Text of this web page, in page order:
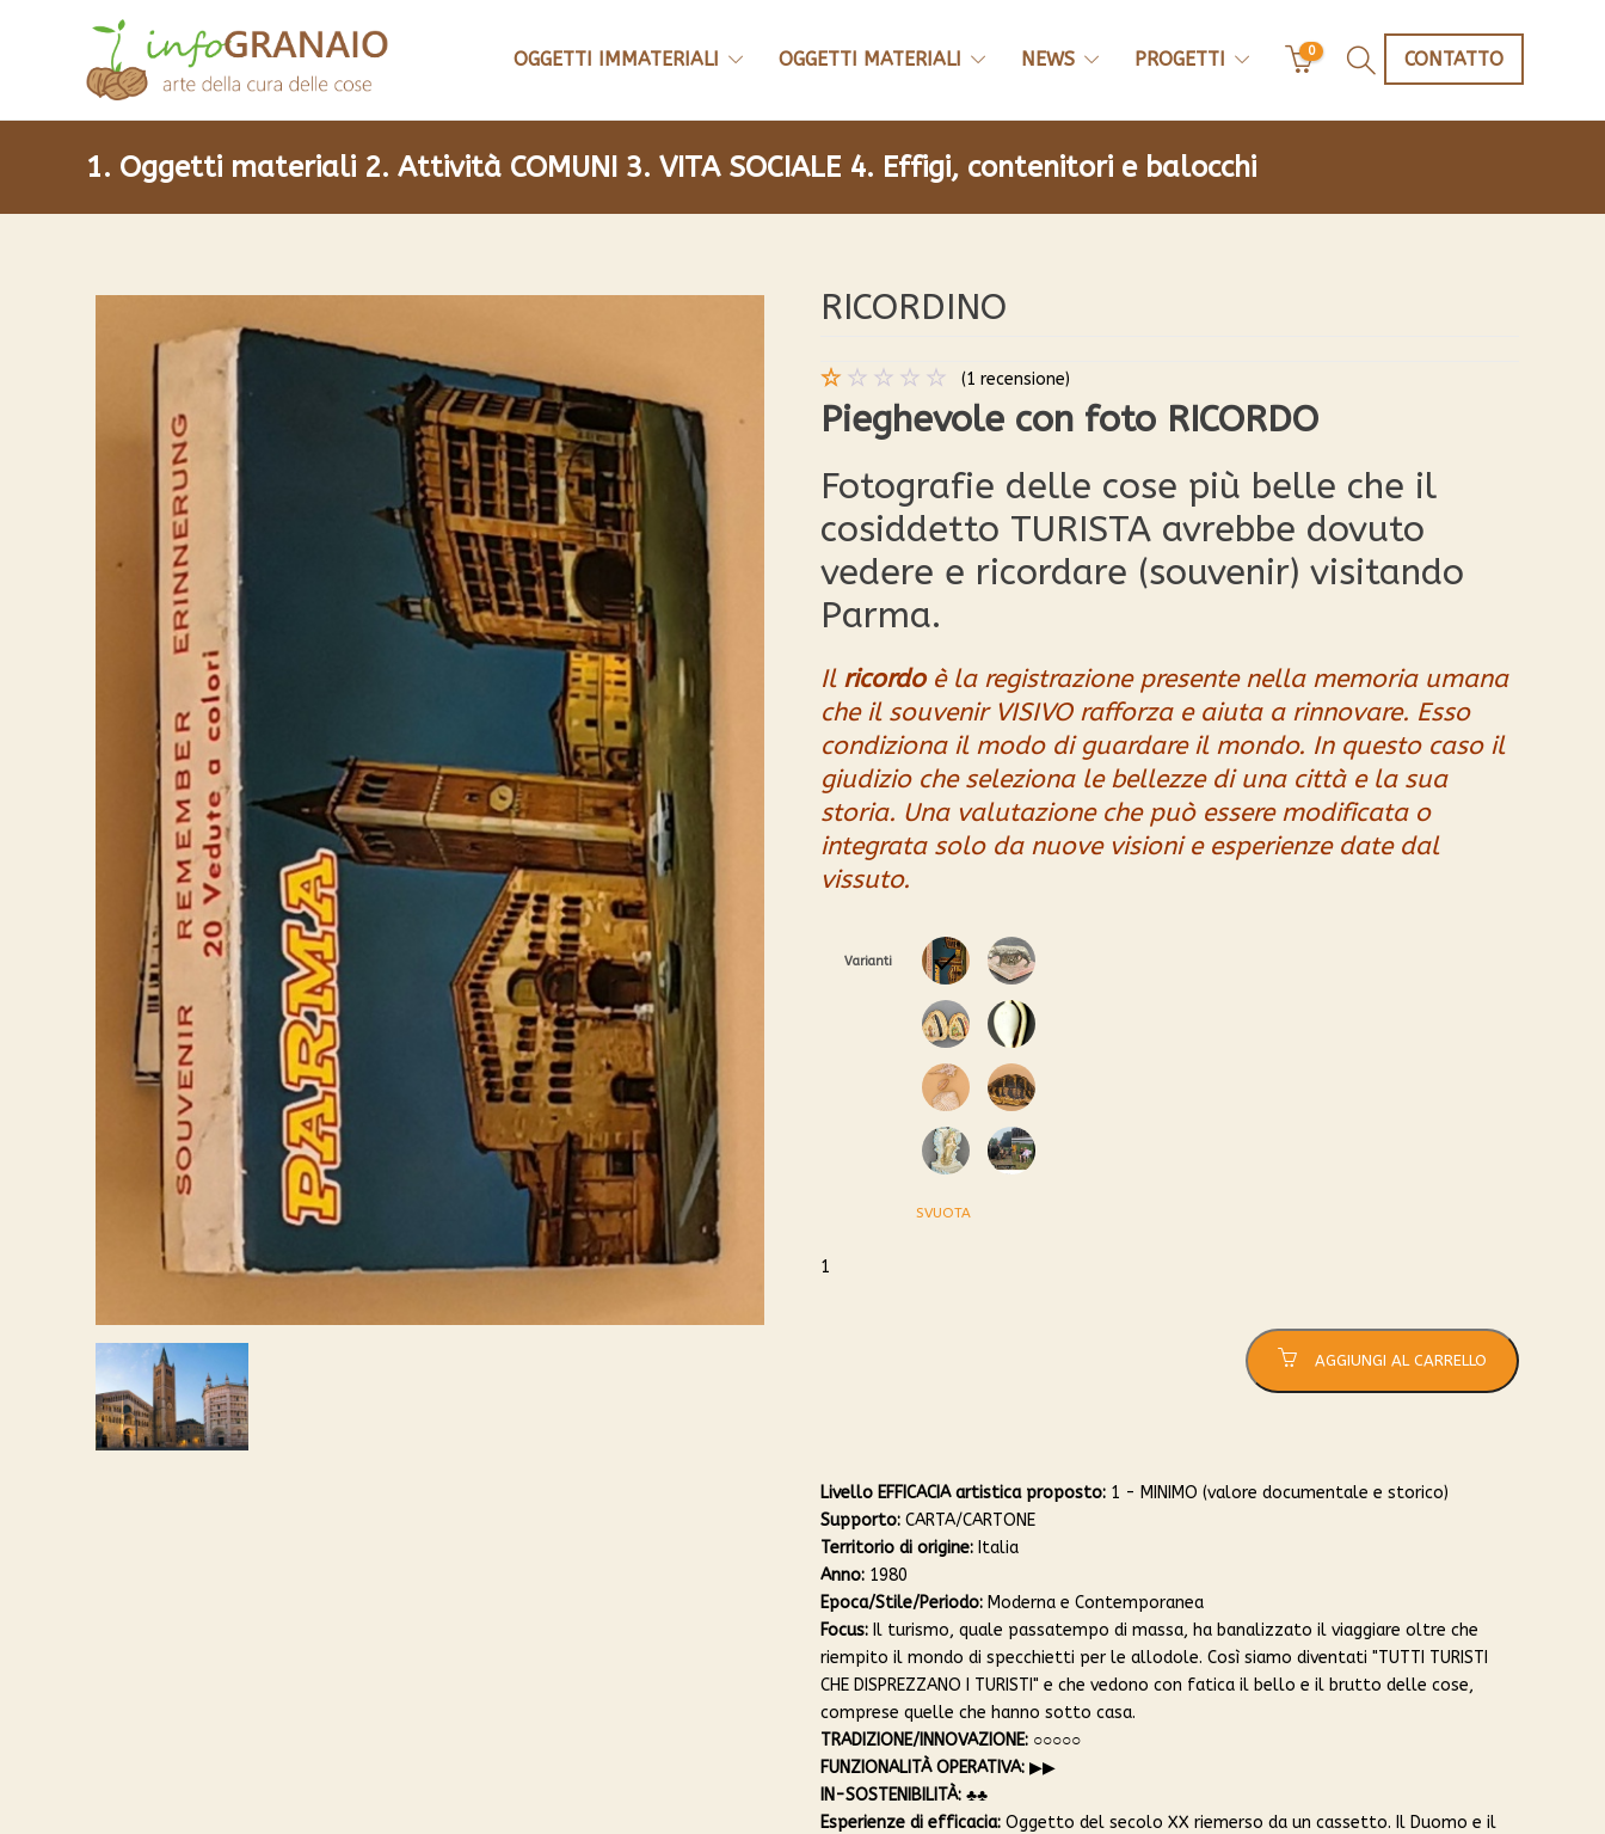
OGGETTI IMMATERIALI OGGETTI MATERIALI NEWS PROGETTI 0 CONTATTO
1. Oggetti materiali 2. Attività COMUNI 3. VITA SOCIALE 4. Effigi, contenitori e balocchi
RICORDINO
Valutato
1.00
5
su
base
di
1
recensioni
(1 recensione)
Pieghevole con foto RICORDO
Fotografie delle cose più belle che il
cosiddetto TURISTA avrebbe dovuto
vedere e ricordare (souvenir) visitando
Parma.
Il ricordoè la registrazione presente nella memoria umana
che il souvenir VISIVO rafforza e aiuta a rinnovare. Esso
condiziona il modo di guardare il mondo. In questo caso il
giudizio che seleziona le bellezze di una città e la sua
storia. Una valutazione che può essere modificata o
integrata solo da nuove visioni e esperienze date dal
vissuto.
Varianti
0 1
2 3
4 5
6
SVUOTA
1
AGGIUNGI AL CARRELLO
Livello EFFICACIA artistica proposto: 1 - MINIMO (valore documentale e storico)
Supporto: CARTA/CARTONE
Territorio di origine: Italia
Anno: 1980
Epoca/Stile/Periodo: Moderna e Contemporanea
Focus: Il turismo, quale passatempo di massa, ha banalizzato il viaggiare oltre che
riempito il mondo di specchietti per le allodole. Così siamo diventati "TUTTI TURISTI
CHE DISPREZZANO I TURISTI" e che vedono con fatica il bello e il brutto delle cose,
comprese quelle che hanno sotto casa.
TRADIZIONE/INNOVAZIONE: ○○○○○
FUNZIONALITÀ OPERATIVA: ▶︎▶︎
IN-SOSTENIBILITÀ: ♣︎♣︎
Esperienze di efficacia: Oggetto del secolo XX riemerso da un cassetto. Il Duomo e il